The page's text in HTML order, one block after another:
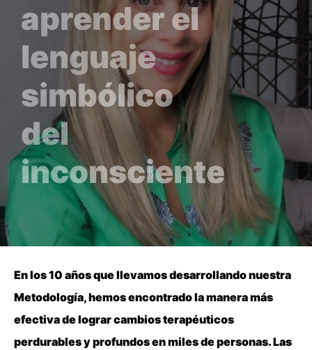
aprender el
lenguaje
simbólico
del
inconsciente
En los 10 años que llevamos desarrollando nuestra
Metodología, hemos encontrado la manera más
efectiva de lograr cambios terapéuticos
perdurables y profundos en miles de personas. Las